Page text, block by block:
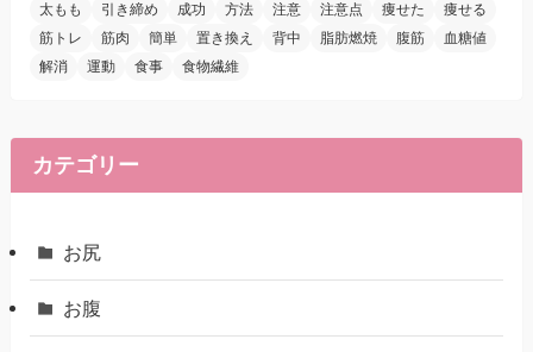
太もも
引き締め 成功 方法 注意 注意点 痩せた
痩せる
筋トレ
筋肉 簡単 置き換え 背中 脂肪燃焼 腹筋
血糖値
解消
運動 食事 食物繊維
カテゴリー
お尻
お腹